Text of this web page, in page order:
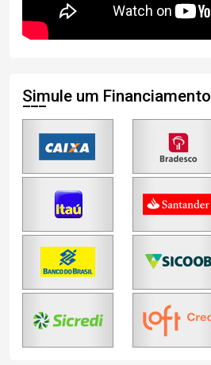
Simule um Financiamento